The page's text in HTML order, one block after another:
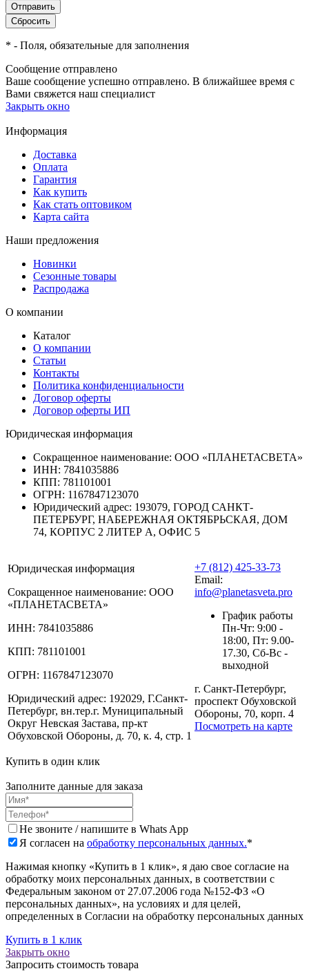
* - Поля, обязательные для заполнения
Сообщение отправлено
Ваше сообщение успешно отправлено. В ближайшее время с
Вами свяжется наш специалист
Закрыть окно
Информация
Доставка
Оплата
Гарантия
Как купить
Как стать оптовиком
Карта сайта
Наши предложения
Новинки
Сезонные товары
Распродажа
О компании
Каталог
О компании
Статьи
Контакты
Политика конфиденциальности
Договор оферты
Договор оферты ИП
Юридическая информация
Сокращенное наименование: ООО «ПЛАНЕТАСВЕТА»
ИНН: 7841035886
КПП: 781101001
ОГРН: 1167847123070
Юридический адрес: 193079, ГОРОД САНКТ-
ПЕТЕРБУРГ, НАБЕРЕЖНАЯ ОКТЯБРЬСКАЯ, ДОМ
74, КОРПУС 2 ЛИТЕР А, ОФИС 5
Юридическая информация
Сокращенное наименование: ООО
«ПЛАНЕТАСВЕТА»
ИНН: 7841035886
КПП: 781101001
ОГРН: 1167847123070
Юридический адрес: 192029, Г.Санкт-
Петербург, вн.тер.г. Муниципальный
Округ Невская Застава, пр-кт
Обуховской Обороны, д. 70, к. 4, стр. 1
+7 (812) 425-33-73
Email:
info@planetasveta.pro
График работы
Пн-Чт: 9:00 -
18:00, Пт: 9.00-
17.30, Сб-Вс -
выходной
г. Санкт-Петербург,
проспект Обуховской
Обороны, 70, корп. 4
Посмотреть на карте
Купить в один клик
Заполните данные для заказа
Не звоните / напишите в Whats App
Я согласен на обработку персональных данных.*
Нажимая кнопку «Купить в 1 клик», я даю свое согласие на
обработку моих персональных данных, в соответствии с
Федеральным законом от 27.07.2006 года №152-ФЗ «О
персональных данных», на условиях и для целей,
определенных в Согласии на обработку персональных данных
Купить в 1 клик
Закрыть окно
Запросить стоимость товара